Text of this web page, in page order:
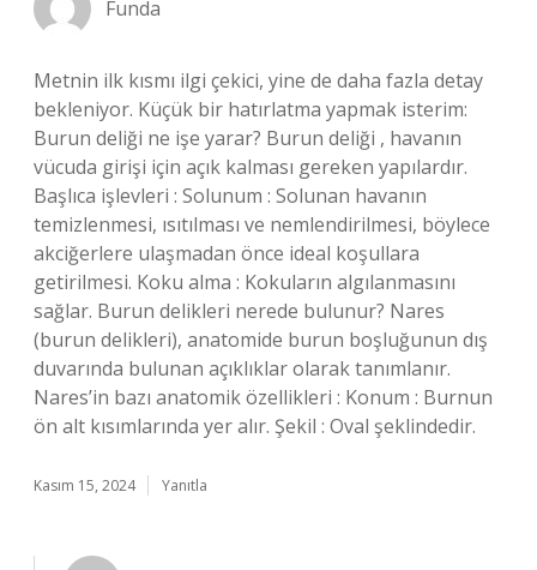
Funda
Metnin ilk kısmı ilgi çekici, yine de daha fazla detay
bekleniyor. Küçük bir hatırlatma yapmak isterim:
Burun deliği ne işe yarar? Burun deliği , havanın
vücuda girişi için açık kalması gereken yapılardır.
Başlıca işlevleri : Solunum : Solunan havanın
temizlenmesi, ısıtılması ve nemlendirilmesi, böylece
akciğerlere ulaşmadan önce ideal koşullara
getirilmesi. Koku alma : Kokuların algılanmasını
sağlar. Burun delikleri nerede bulunur? Nares
(burun delikleri), anatomide burun boşluğunun dış
duvarında bulunan açıklıklar olarak tanımlanır.
Nares’in bazı anatomik özellikleri : Konum : Burnun
ön alt kısımlarında yer alır. Şekil : Oval şeklindedir.
Kasım 15, 2024 Yanıtla